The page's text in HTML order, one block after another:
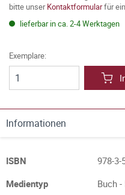
bitte unserKontaktformularfür
lieferbar in ca. 2-4 Werktagen
Exemplare:
Informationen
ISBN
978-3-
Medientyp
Buch